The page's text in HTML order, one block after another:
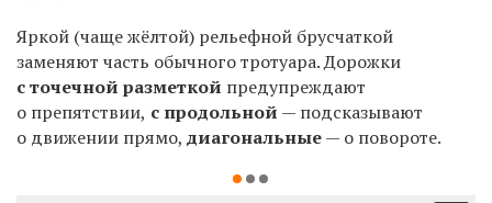
Яркой (чаще жёлтой) рельефной брусчаткой
заменяют часть обычного тротуара. Дорожки
с точечной разметкой предупреждают
о препятствии, с продольной — подсказывают
о движении прямо, диагональные— о повороте.